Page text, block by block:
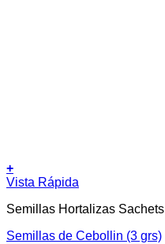
+
Vista Rápida
Semillas Hortalizas Sachets
Semillas de Cebollin (3 grs)